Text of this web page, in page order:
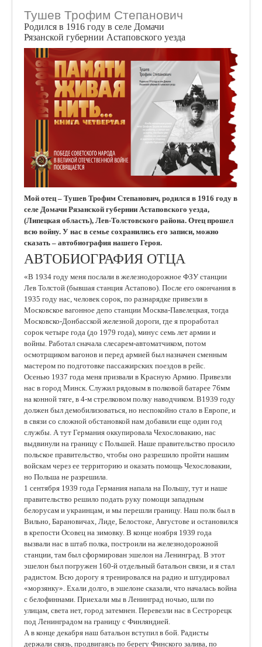
Тушев Трофим Степанович
Родился в 1916 году в селе Домачи
Рязанской губернии Астаповского уезда
Мой отец – Тушев Трофим Степанович, родился в 1916 году в
селе Домачи Рязанской губернии Астаповского уезда,
(Липецкая область), Лев-Толстовского района. Отец прошел
всю войну. У нас в семье сохранились его записи, можно
сказать – автобиография нашего Героя.
АВТОБИОГРАФИЯ ОТЦА
«В 1934 году меня послали в железнодорожное ФЗУ станции
Лев Толстой (бывшая станция Астапово). После его окончания в
1935 году нас, человек сорок, по разнарядке привезли в
Московское вагонное депо станции Москва-Павелецкая, тогда
Московско-Донбасской железной дороги, где я проработал
сорок четыре года (до 1979 года), минус семь лет армии и
войны. Работал сначала слесарем-автоматчиком, потом
осмотрщиком вагонов и перед армией был назначен сменным
мастером по подготовке пассажирских поездов в рейс.
Осенью 1937 года меня призвали в Красную Армию. Привезли
нас в город Минск. Служил рядовым в полковой батарее 76мм
на конной тяге, в 4-м стрелковом полку наводчиком. В1939 году
должен был демобилизоваться, но неспокойно стало в Европе, и
в связи со сложной обстановкой нам добавили еще один год
службы. А тут Германия оккупировала Чехословакию, нас
выдвинули на границу с Польшей. Наше правительство просило
польское правительство, чтобы оно разрешило пройти нашим
войскам через ее территорию и оказать помощь Чехословакии,
но Польша не разрешила.
1 сентября 1939 года Германия напала на Польшу, тут и наше
правительство решило подать руку помощи западным
белорусам и украинцам, и мы перешли границу. Наш полк был в
Вильно, Барановичах, Лиде, Белостоке, Августове и остановился
в крепости Осовец на зимовку. В конце ноября 1939 года
вызвали нас в штаб полка, построили на железнодорожной
станции, там был сформирован эшелон на Ленинград. В этот
эшелон был погружен 160-й отдельный батальон связи, и я стал
радистом. Всю дорогу я тренировался на радио и штудировал
«морзянку». Ехали долго, в эшелоне сказали, что началась война
с белофиннами. Приехали мы в Ленинград ночью, шли по
улицам, света нет, город затемнен. Перевезли нас в Сестрорецк
под Ленинградом на границу с Финляндией.
А в конце декабря наш батальон вступил в бой. Радисты
держали связь, продвигаясь по берегу Финского залива, по